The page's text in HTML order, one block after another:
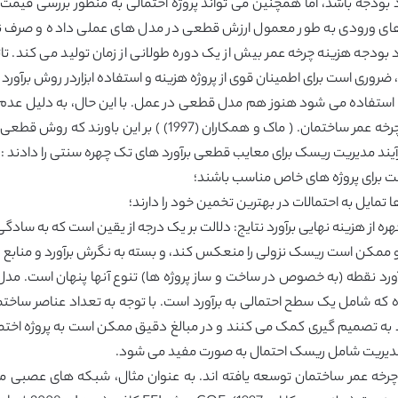
ورودی به طور معمول ارزش قطعی در مدل های عملی داده و صرف
هزینه چرخه عمر بیش از یک دوره طولانی از زمان تولید می کند.
است برای اطمینان قوی از پروژه هزینه و استفاده ابزاردر روش
استفاده می شود هنوز هم مدل قطعی در عمل. با این حال، به
عمر مدل از حوادث آینده را تحت تاثیر قرار دهد هزینه چرخه
مدیریت ریسک برای معایب قطعی برآورد های تک چهره سنتی را دادند :
که مشکل با برآورد نقطه (به خصوص در ساخت و ساز پروژه ها) تنوع آنها
به تصمیم گیری کمک می کنند و در مبالغ دقیق ممکن است به پروژه
مدیریت شامل ریسک احتمال به صورت مفید می شود.